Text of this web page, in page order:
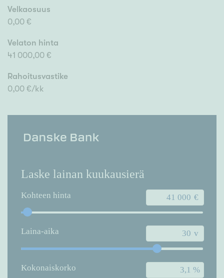
Velkaosuus
0,00 €
Velaton hinta
41 000,00 €
Rahoitusvastike
0,00 €/kk